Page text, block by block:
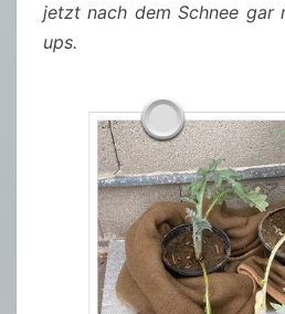
jetzt nach dem Schnee gar
ups.